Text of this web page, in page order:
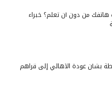
من دون أن تعلم؟ خبراء
بشأن عودة الأهالي إلى قراهم